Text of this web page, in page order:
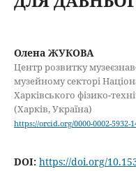
Олена ЖУКОВА
Центр розвитку
музейному секторі
Харківського фізико-
(Харків, Україна)
https://orcid.org/0000-0002-5932-
DOI: https://doi.org/